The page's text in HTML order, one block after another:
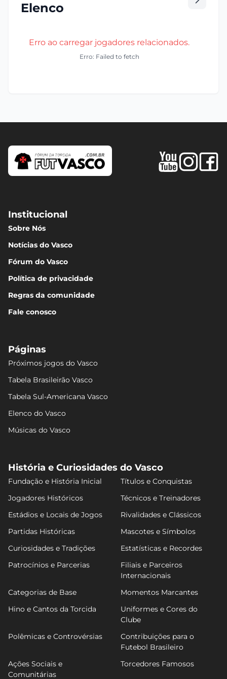
Elenco
Erro ao carregar jogadores relacionados.
Erro: Failed to fetch
Institucional
Sobre Nós
Notícias do Vasco
Fórum do Vasco
Política de privacidade
Regras da comunidade
Fale conosco
Páginas
Próximos jogos do Vasco
Tabela Brasileirão Vasco
Tabela Sul-Americana Vasco
Elenco do Vasco
Músicas do Vasco
História e Curiosidades do Vasco
Fundação e História Inicial
Títulos e Conquistas
Jogadores Históricos
Técnicos e Treinadores
Estádios e Locais de Jogos
Rivalidades e Clássicos
Partidas Históricas
Mascotes e Símbolos
Curiosidades e Tradições
Estatísticas e Recordes
Patrocínios e Parcerias
Filiais e Parceiros
Internacionais
Categorias de Base
Momentos Marcantes
Hino e Cantos da Torcida
Uniformes e Cores do
Clube
Polêmicas e Controvérsias
Contribuições para o
Futebol Brasileiro
Ações Sociais e
Comunitárias
Torcedores Famosos